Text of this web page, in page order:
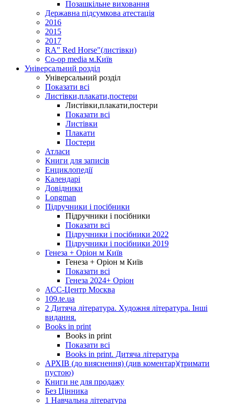
Позашкільне виховання
Державна підсумкова атестація
2016
2015
2017
RA" Red Horse"(листівки)
Co-op media м.Київ
Універсальний розділ
Універсальний розділ
Показати всі
Листівки,плакати,постери
Листівки,плакати,постери
Показати всі
Листівки
Плакати
Постери
Атласи
Книги для записів
Енциклопедії
Календарі
Довідники
Longman
Підручники і посібники
Підручники і посібники
Показати всі
Підручники і посібники 2022
Підручники і посібники 2019
Генеза + Оріон м Київ
Генеза + Оріон м Київ
Показати всі
Генеза 2024+ Оріон
АСС-Центр Москва
109.te.ua
2 Дитяча література. Художня література. Інші
видання.
Books in print
Books in print
Показати всі
Books in print. Дитяча література
АРХІВ (до вияснення) (див коментар)(тримати
пустою)
Книги не для продажу
Без Цінника
1 Навчальна література